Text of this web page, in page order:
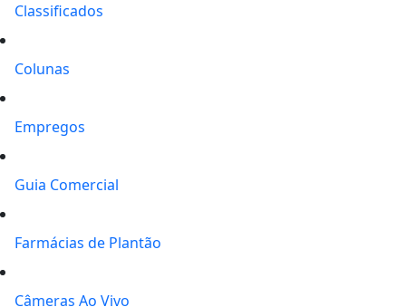
Classificados
Colunas
Empregos
Guia Comercial
Farmácias de Plantão
Câmeras Ao Vivo